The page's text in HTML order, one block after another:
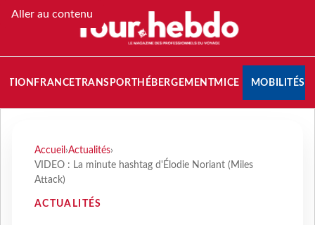
Aller au contenu
FRANCETRANSPORT HÉBERGEMENTMICE MOBILITÉS
Accueil ›Actualités›
VIDEO : La minute hashtag d'Élodie Noriant (Miles
Attack)
ACTUALITÉS